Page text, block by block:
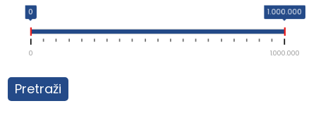
0 1.000.000
0 1.000.000
Pretraži